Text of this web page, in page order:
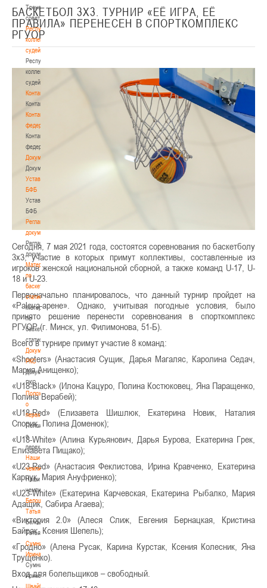
Тренерский
совет
Республиканская
коллегия
судей
Республиканская
коллегия
судей
Контакты
Контакты
Контакты
федерации
Контакты
федерации
Документы
Документы
Устав
БФБ
Устав
БФБ
Регламентирующие
документы
Регламентирующие
документы
Материалы
по
баскетбольной
статистике
Материалы
по
баскетбольной
статистике
Документы
РКС
Документы
РКС
Положение
о
переходах
Положение
о
переходах
Наши
чемпионы
Наши
чемпионы
Белошапко
Татьяна
Белошапко
Татьяна
Сумникова
Ирина
Сумникова
Ирина
Швайбович
БАСКЕТБОЛ 3Х3. ТУРНИР «ЕЁ ИГРА, ЕЁ
ПРАВИЛА» ПЕРЕНЕСЕН В СПОРТКОМПЛЕКС
РГУОР
Сегодня, 7 мая 2021 года, состоятся соревнования по баскетболу
3х3, участие в которых примут коллективы, составленные из
игроков женской национальной сборной, а также команд U-17, U-
18 и U-23.
Первоначально планировалось, что данный турнир пройдет на
«Palova-арене». Однако, учитывая погодные условия, было
принято решение перенести соревнования в спорткомплекс
РГУОР (г. Минск, ул. Филимонова, 51-Б).
Всего в турнире примут участие 8 команд:
«Shooters» (Анастасия Сущик, Дарья Магаляс, Каролина Седач,
Мария Анищенко);
«U18-Black» (Илона Кацуро, Полина Костюковец, Яна Паращенко,
Полина Верабей);
«U18-Red» (Елизавета Шишлюк, Екатерина Новик, Наталия
Спорик, Полина Доменюк);
«U18-White» (Алина Курьянович, Дарья Бурова, Екатерина Грек,
Елизавета Пищако);
«U23-Red» (Анастасия Феклистова, Ирина Кравченко, Екатерина
Карпук, Мария Ануфриенко);
«U23-White» (Екатерина Карчевская, Екатерина Рыбалко, Мария
Адащик, Сабира Агаева);
«Виктория 2.0» (Алеся Слиж, Евгения Бернацкая, Кристина
Байрак, Ксения Шепель);
«Гродно» (Алена Русак, Карина Курстак, Ксения Колесник, Яна
Трущенко).
Вход для болельщиков – свободный.